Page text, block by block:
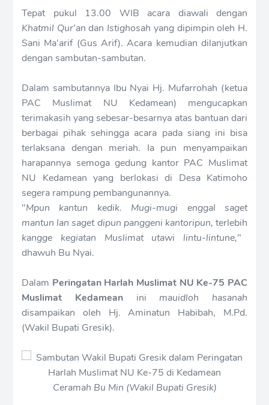
Tepat pukul 13.00 WIB acara diawali dengan
Khatmil Qur'an dan Istighosah yang dipimpin oleh H.
Sani Ma'arif (Gus Arif). Acara kemudian dilanjutkan
dengan sambutan-sambutan.
Dalam sambutannya Ibu Nyai Hj. Mufarrohah (ketua
PAC Muslimat NU Kedamean) mengucapkan
terimakasih yang sebesar-besarnya atas bantuan dari
berbagai pihak sehingga acara pada siang ini bisa
terlaksana dengan meriah. Ia pun menyampaikan
harapannya semoga gedung kantor PAC Muslimat
NU Kedamean yang berlokasi di Desa Katimoho
segera rampung pembangunannya.
"Mpun kantun kedik. Mugi-mugi enggal saget
mantun lan saget dipun panggeni kantoripun, terlebih
kangge kegiatan Muslimat utawi lintu-lintune,"
dhawuh Bu Nyai.
Dalam Peringatan Harlah Muslimat NU Ke-75 PAC
Muslimat Kedameanini mauidloh hasanah
disampaikan oleh Hj. Aminatun Habibah, M.Pd.
(Wakil Bupati Gresik).
Ceramah Bu Min (Wakil Bupati Gresik)